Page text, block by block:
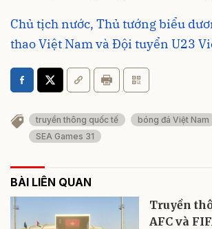
Chủ tịch nước, Thủ tướng biểu
thao Việt Nam và Đội tuyển U23
truyền thông quốc tế bóng đá Việt Nam
SEA Games 31
BÀI LIÊN QUAN
Truyền
AFC và